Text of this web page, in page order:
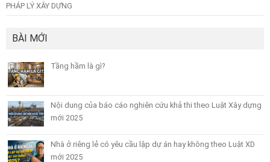
PHÁP LÝ XÂY DỰNG
BÀI MỚI
Tầng hầm là gì?
Nội dung của báo cáo nghiên cứu khả thi theo Luật Xây dựng
mới 2025
Nhà ở riêng lẻ có yêu cầu lập dự án hay không theo Luật XD
mới 2025